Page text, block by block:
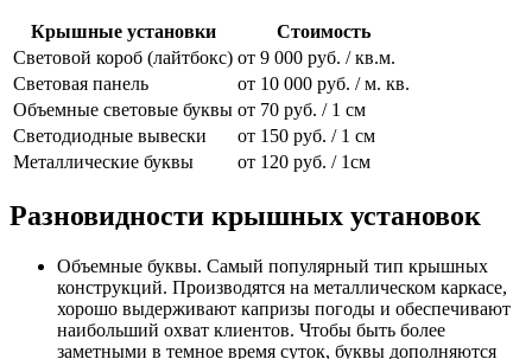
Крышные установки
Стоимость
Световой короб (лайтбокс) от 9 000 руб. / кв.м.
Световая панель
от 10 000 руб. / м. кв.
Объемные световые буквы от 70 руб. / 1 см
Светодиодные вывески
от 150 руб. / 1 см
Металлические буквы
от 120 руб. / 1см
Разновидности крышных установок
Объемные буквы. Самый популярный тип крышных
конструкций. Производятся на металлическом каркасе,
хорошо выдерживают капризы погоды и обеспечивают
наибольший охват клиентов. Чтобы быть более
заметными в темное время суток, буквы дополняются